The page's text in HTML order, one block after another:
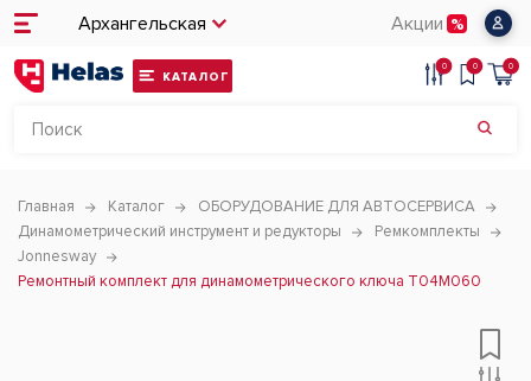
Архангельская Акции
КАТАЛОГ
0 0 0
Главная Каталог
ОБОРУДОВАНИЕ ДЛЯ АВТОСЕРВИСА
Динамометрический инструмент и редукторы
Ремкомплекты
Jonnesway
Ремонтный комплект для динамометрического ключа T04M060